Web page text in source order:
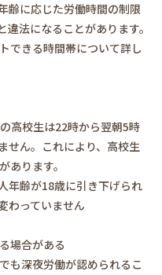
齢に応じた労働時間の制限
法になることがあります。
できる時間帯について詳し
高校生は22時から翌朝5時
せん。これにより、高校生
あります。
年齢が18歳に引き下げられ
わっていません
場合がある
も深夜労働が認められるこ